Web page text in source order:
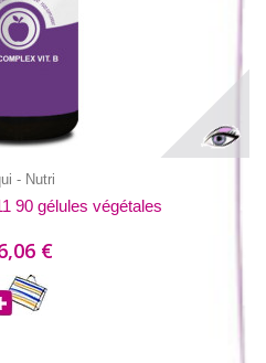
- Nutri
90 gélules végétales
€